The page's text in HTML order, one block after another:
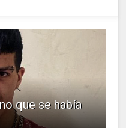
que se había